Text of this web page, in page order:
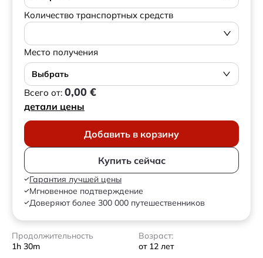
Количество транспортных средств
Место получения
Выбрать
Всего от: 0,00 €
детали цены
Добавить в корзину
Купить сейчас
Гарантия лучшей цены
Мгновенное подтверждение
Доверяют более 300 000 путешественников
Продолжительность
1h 30m
Возраст:
от 12 лет